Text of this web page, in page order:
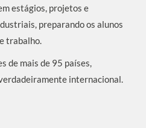
estágios, projetos e
preparando os alunos
trabalho.
de mais de 95 países,
internacional.